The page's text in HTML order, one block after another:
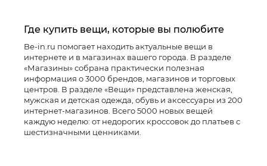
Где купить вещи, которые вы полюбите
Be-in.ru помогает находить актуальные вещи в
интернете и в магазинах вашего города. В разделе
«Магазины» собрана практически полезная
информация о 3000 брендов, магазинов и торговых
центров. В разделе «Вещи» представлена женская,
мужская и детская одежда, обувь и аксессуары из 200
интернет-магазинов. Всего 5000 новых вещей
каждую неделю: от недорогих кроссовок до платьев с
шестизначными ценниками.